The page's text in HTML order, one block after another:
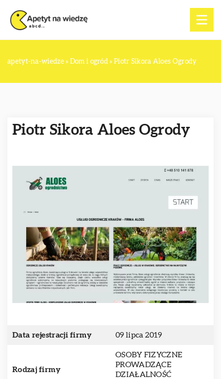
apetyt-na-wiedze» Dom i ogród » Piotr Sikora Aloes Ogrody
Piotr Sikora Aloes Ogrody
Data rejestracji firmy 09 lipca 2019
Rodzaj firmy
OSOBY FIZYCZNE
PROWADZĄCE
DZIAŁALNOŚĆ